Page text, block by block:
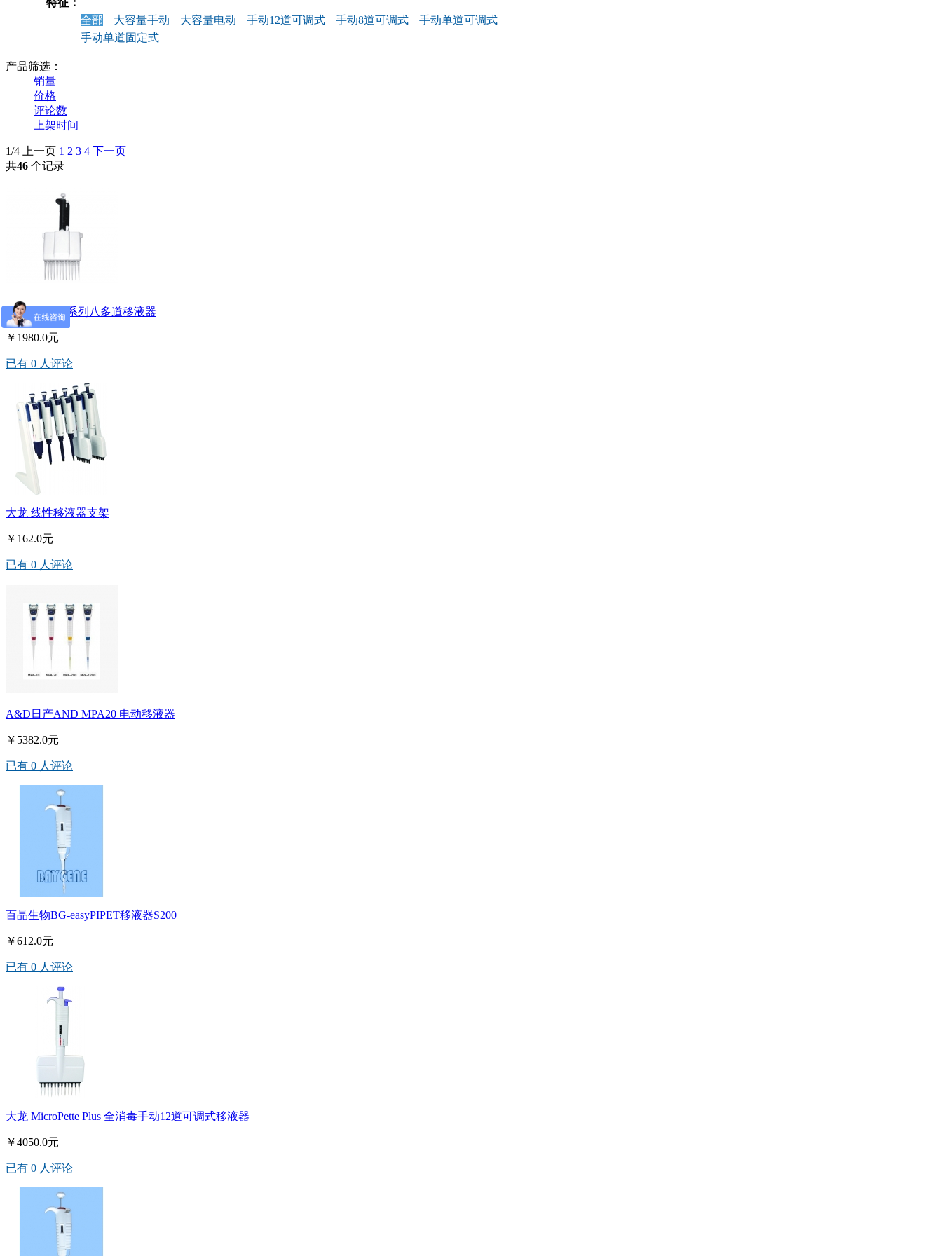
特征：
全部
大容量手动 大容量电动 手动12道可调式 手动8道可调式
手动单道可调式
手动单道固定式
产品筛选：
销量
价格
评论数
上架时间
1/4 上一页 1 2 3 4
下一页
共46 个记录
百晶生物BG系列八多道移液器
￥1980.0元
已有 0 人评论
大龙 线性移液器支架
￥162.0元
已有 0 人评论
A&D日产AND MPA20 电动移液器
￥5382.0元
已有 0 人评论
百晶生物BG-easyPIPET移液器S200
￥612.0元
已有 0 人评论
大龙 MicroPette Plus 全消毒手动12道可调式移液器
￥4050.0元
已有 0 人评论